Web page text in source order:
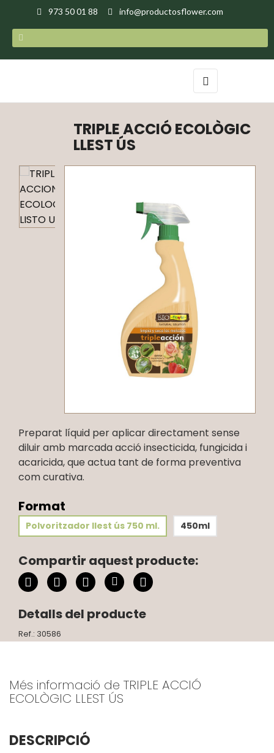
973 50 01 88 info@productosflower.com
Toggle
navigation
☰
TRIPLE ACCIÓ ECOLÒGIC
LLEST ÚS
Preparat líquid per aplicar directament sense
diluir amb marcada acció insecticida, fungicida i
acaricida, que actua tant de forma preventiva
com curativa.
Format
Polvoritzador llest ús 750 ml. 450ml
Compartir aquest producte:
Detalls del producte
Ref.: 30586
Més informació de TRIPLE ACCIÓ
ECOLÒGIC LLEST ÚS
DESCRIPCIÓ